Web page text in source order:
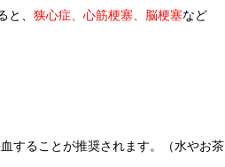
と、 狭心症、心筋梗塞、脳梗塞など
することが推奨されます。（水やお茶